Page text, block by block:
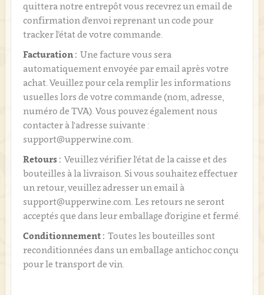
quittera notre entrepôt vous recevrez un email de
confirmation d’envoi reprenant un code pour
tracker l’état de votre commande.
Facturation : Une facture vous sera
automatiquement envoyée par email après votre
achat. Veuillez pour cela remplir les informations
usuelles lors de votre commande (nom, adresse,
numéro de TVA). Vous pouvez également nous
contacter à l'adresse suivante :
support@upperwine.com.
Retours : Veuillez vérifier l'état de la caisse et des
bouteilles à la livraison. Si vous souhaitez effectuer
un retour, veuillez adresser un email à
support@upperwine.com. Les retours ne seront
acceptés que dans leur emballage d'origine et fermé.
Conditionnement : Toutes les bouteilles sont
reconditionnées dans un emballage antichoc conçu
pour le transport de vin.